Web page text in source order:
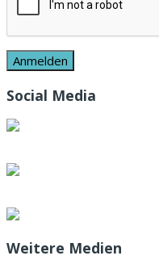
Social Media
Weitere Medien